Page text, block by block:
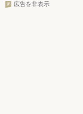
広告を非表示